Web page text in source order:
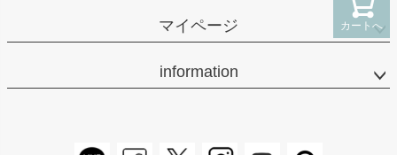
カートへ
マイページ
information